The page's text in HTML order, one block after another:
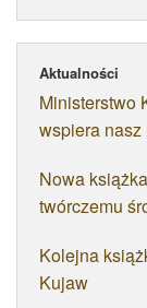
Aktualności
Ministerstwo
wspiera
Nowa
twórczemu
Kolejna
Kujaw